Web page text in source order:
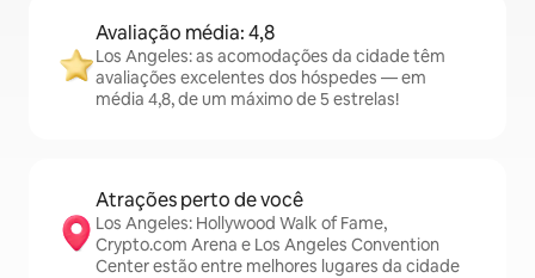
Avaliação média: 4,8
Los Angeles: as acomodações da cidade têm
avaliações excelentes dos hóspedes — em
média 4,8, de um máximo de 5 estrelas!
Atrações perto de você
Los Angeles: Hollywood Walk of Fame,
Crypto.com Arena e Los Angeles Convention
Center estão entre melhores lugares da cidade